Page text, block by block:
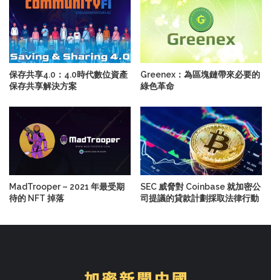
保存共享4.0：4.0時代數位資產
保存共享解決方案
Greenex：為區塊鏈帶來必要的
綠色革命
MadTrooper – 2021 年最受期
待的 NFT 掉落
SEC 威脅對 Coinbase 就加密公
司提議的貸款計劃採取法律行動